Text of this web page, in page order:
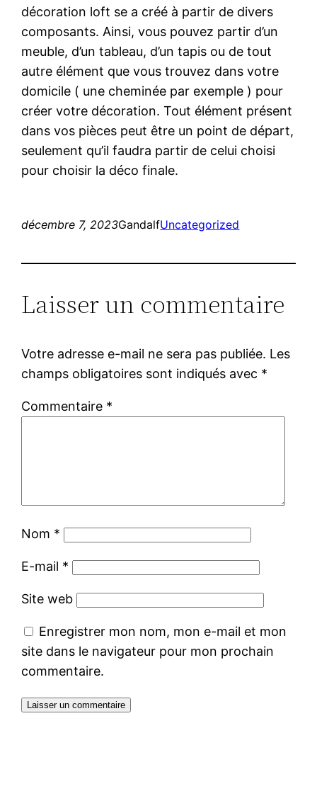
décoration loft se a créé à partir de divers
composants. Ainsi, vous pouvez partir d’un
meuble, d’un tableau, d’un tapis ou de tout
autre élément que vous trouvez dans votre
domicile ( une cheminée par exemple ) pour
créer votre décoration. Tout élément présent
dans vos pièces peut être un point de départ,
seulement qu’il faudra partir de celui choisi
pour choisir la déco finale.
décembre 7, 2023GandalfUncategorized
Laisser un commentaire
Votre adresse e-mail ne sera pas publiée. Les
champs obligatoires sont indiqués avec *
Commentaire *
Nom *
E-mail *
Site web
Enregistrer mon nom, mon e-mail et mon
site dans le navigateur pour mon prochain
commentaire.